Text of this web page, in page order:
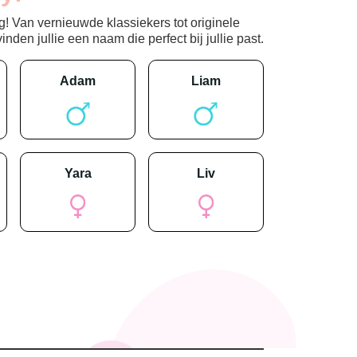
Van vernieuwde klassiekers tot originele
jullie een naam die perfect bij jullie past.
adam liam
yara liv